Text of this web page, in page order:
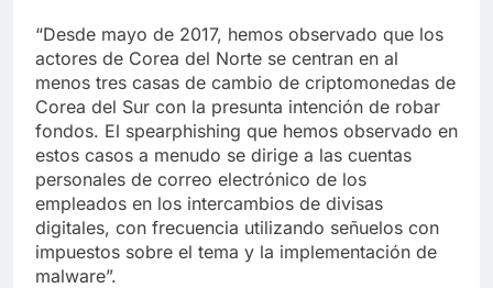
“Desde mayo de 2017, hemos observado que los
actores de Corea del Norte se centran en al
menos tres casas de cambio de criptomonedas de
Corea del Sur con la presunta intención de robar
fondos. El spearphishing que hemos observado en
estos casos a menudo se dirige a las cuentas
personales de correo electrónico de los
empleados en los intercambios de divisas
digitales, con frecuencia utilizando señuelos con
impuestos sobre el tema y la implementación de
malware”.